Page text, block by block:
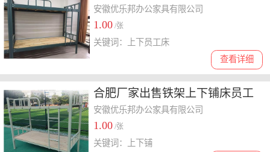
下铁艺床 合肥学生公寓床包送货
安徽优乐邦办公家具有限公司
1.00 /张
查看详细
关键词：上下员工床
合肥厂家出售铁架上下铺床员工
宿舍床学生宿舍高低床午休双层
床
安徽优乐邦办公家具有限公司
1.00 /张
关键词：上下铺